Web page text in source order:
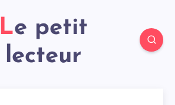
Le petit
lecteur